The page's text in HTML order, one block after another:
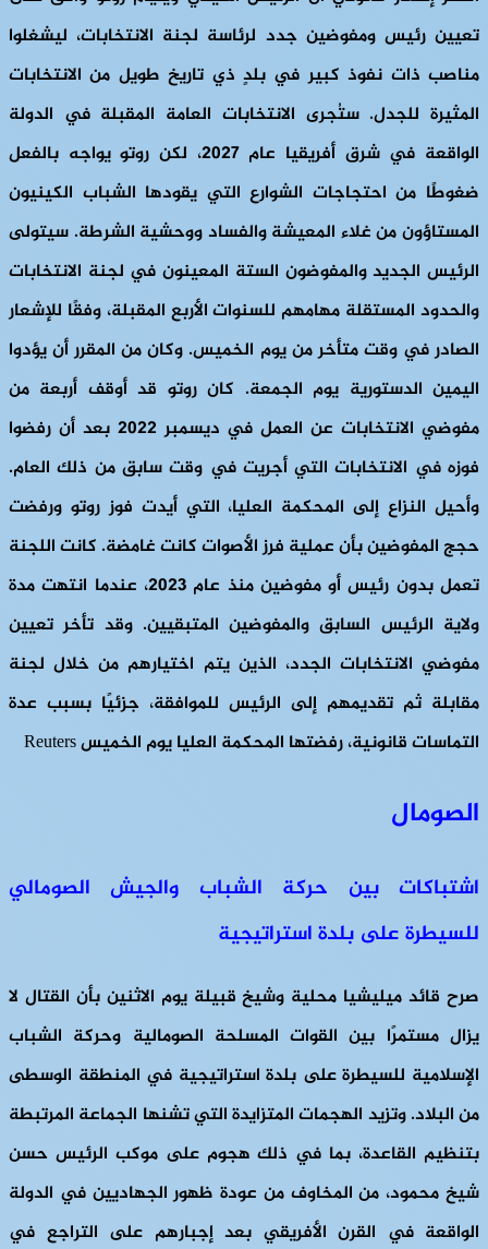
تعيين رئيس ومفوضين جدد لرئاسة لجنة الانتخابات، ليشغلوا
مناصب ذات نفوذ كبير في بلدٍ ذي تاريخ طويل من الانتخابات
المثيرة للجدل. ستُجرى الانتخابات العامة المقبلة في الدولة
الواقعة في شرق أفريقيا عام 2027، لكن روتو يواجه بالفعل
ضغوطًا من احتجاجات الشوارع التي يقودها الشباب الكينيون
المستاؤون من غلاء المعيشة والفساد ووحشية الشرطة. سيتولى
الرئيس الجديد والمفوضون الستة المعينون في لجنة الانتخابات
والحدود المستقلة مهامهم للسنوات الأربع المقبلة، وفقًا للإشعار
الصادر في وقت متأخر من يوم الخميس. وكان من المقرر أن يؤدوا
اليمين الدستورية يوم الجمعة. كان روتو قد أوقف أربعة من
مفوضي الانتخابات عن العمل في ديسمبر 2022 بعد أن رفضوا
فوزه في الانتخابات التي أجريت في وقت سابق من ذلك العام.
وأحيل النزاع إلى المحكمة العليا، التي أيدت فوز روتو ورفضت
حجج المفوضين بأن عملية فرز الأصوات كانت غامضة. كانت اللجنة
تعمل بدون رئيس أو مفوضين منذ عام ٢٠٢٣، عندما انتهت مدة
ولاية الرئيس السابق والمفوضين المتبقيين. وقد تأخر تعيين
مفوضي الانتخابات الجدد، الذين يتم اختيارهم من خلال لجنة
مقابلة ثم تقديمهم إلى الرئيس للموافقة، جزئيًا بسبب عدة
التماسات قانونية، رفضتها المحكمة العليا يوم الخميس Reuters
الصومال
اشتباكات بين حركة الشباب والجيش الصومالي
للسيطرة على بلدة استراتيجية
صرح قائد ميليشيا محلية وشيخ قبيلة يوم الاثنين بأن القتال لا
يزال مستمرًا بين القوات المسلحة الصومالية وحركة الشباب
الإسلامية للسيطرة على بلدة استراتيجية في المنطقة الوسطى
من البلاد. وتزيد الهجمات المتزايدة التي تشنها الجماعة المرتبطة
بتنظيم القاعدة، بما في ذلك هجوم على موكب الرئيس حسن
شيخ محمود، من المخاوف من عودة ظهور الجهاديين في الدولة
الواقعة في القرن الأفريقي بعد إجبارهم على التراجع في